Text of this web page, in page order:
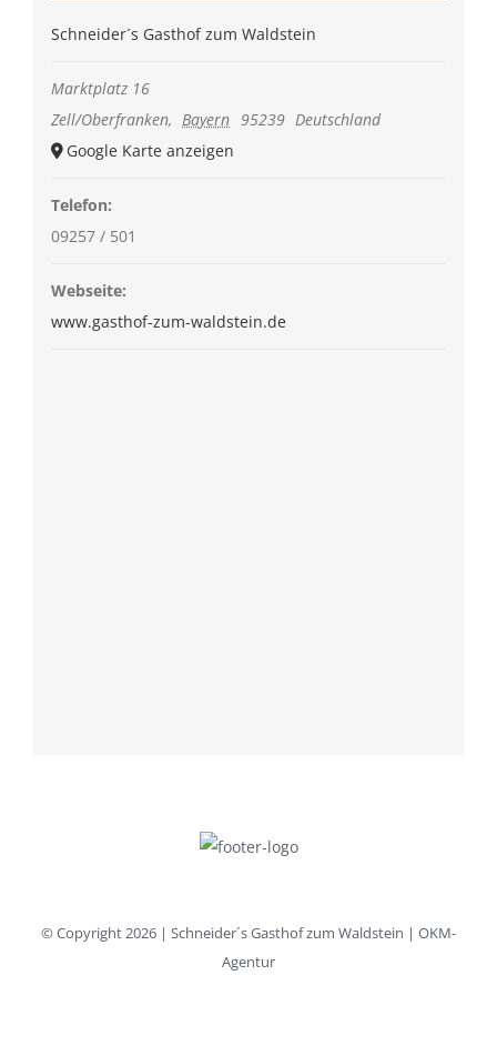
Schneider´s Gasthof zum Waldstein
Marktplatz 16
Zell/Oberfranken, Bayern 95239 Deutschland
Google Karte anzeigen
Telefon:
09257 / 501
Webseite:
www.gasthof-zum-waldstein.de
© Copyright2026 | Schneider´s Gasthof zum Waldstein | OKM-
Agentur